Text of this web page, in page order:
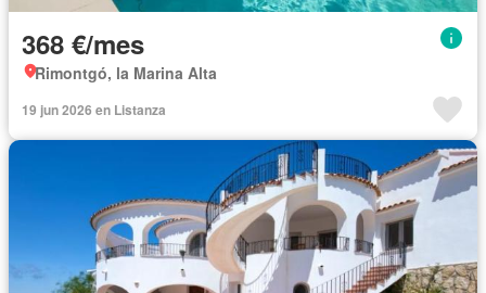
368 €/mes
Rimontgó, la Marina Alta
19 jun 2026 en Listanza